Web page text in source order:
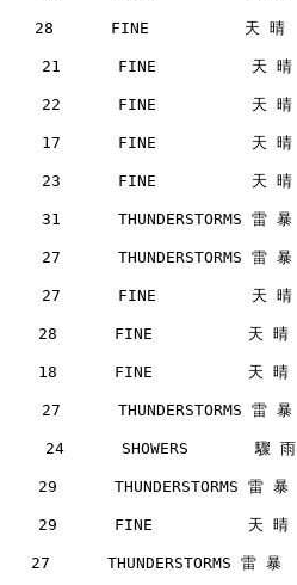
28      FINE          天 晴
21      FINE          天 晴
22      FINE          天 晴
17      FINE          天 晴
23      FINE          天 晴
THUNDERSTORMS 雷 暴
THUNDERSTORMS 雷 暴
27      FINE          天 晴
28      FINE          天 晴
18      FINE          天 晴
THUNDERSTORMS 雷 暴
24      SHOWERS       驟 雨
THUNDERSTORMS 雷 暴
29      FINE          天 晴
27      THUNDERSTORMS 雷 暴